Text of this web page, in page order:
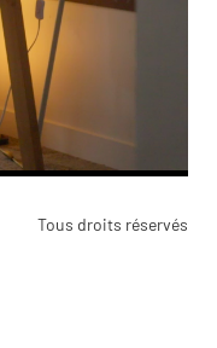
Tous droits réservés